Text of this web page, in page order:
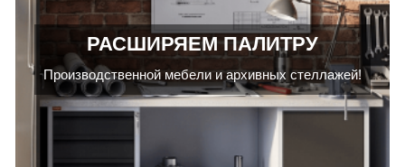
РАСШИРЯЕМ ПАЛИТРУ
Производственной мебели и архивных стеллажей!